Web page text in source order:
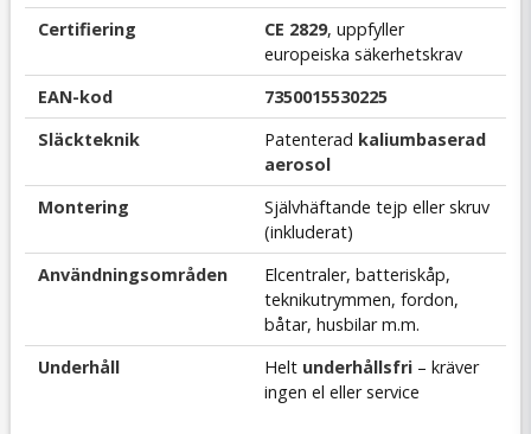
Certifiering
CE 2829, uppfyller
europeiska säkerhetskrav
EAN-kod
7350015530225
Släckteknik
Patenterad kaliumbaserad
aerosol
Montering
Självhäftande tejp eller skruv
(inkluderat)
Användningsområden
Elcentraler, batteriskåp,
teknikutrymmen, fordon,
båtar, husbilar m.m.
Underhåll
Helt underhållsfri– kräver
ingen el eller service